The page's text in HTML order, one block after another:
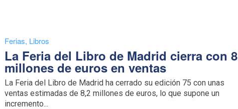
Ferias, Libros
La Feria del Libro de Madrid cierra con 8
millones de euros en ventas
La Feria del Libro de Madrid ha cerrado su edición 75 con unas
ventas estimadas de 8,2 millones de euros, lo que supone un
incremento...